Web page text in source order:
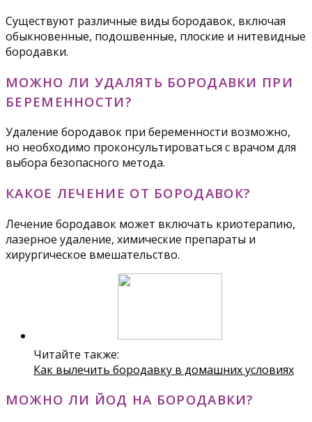
Существуют различные виды бородавок, включая
обыкновенные, подошвенные, плоские и нитевидные
бородавки.
МОЖНО ЛИ УДАЛЯТЬ БОРОДАВКИ ПРИ
БЕРЕМЕННОСТИ?
Удаление бородавок при беременности возможно,
но необходимо проконсультироваться с врачом для
выбора безопасного метода.
КАКОЕ ЛЕЧЕНИЕ ОТ БОРОДАВОК?
Лечение бородавок может включать криотерапию,
лазерное удаление, химические препараты и
хирургическое вмешательство.
Читайте также:
Как вылечить бородавку в домашних условиях
МОЖНО ЛИ ЙОД НА БОРОДАВКИ?